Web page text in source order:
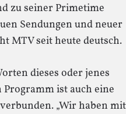
zu seiner Primetime
Sendungen und neuer
MTV seit heute deutsch.
dieses oder jenes
ist auch eine
„Wir haben mit